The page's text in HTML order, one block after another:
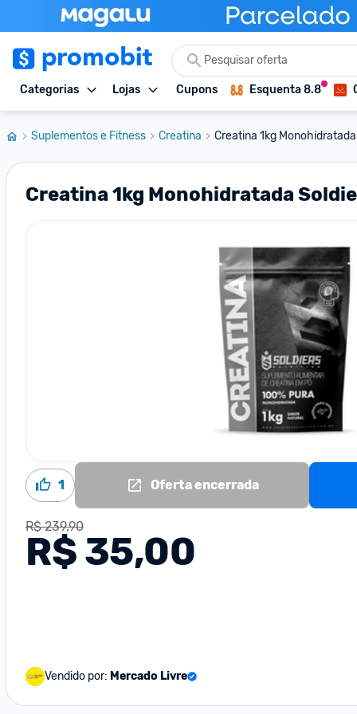
Categorias Lojas Cupons Esquenta 8.8
Suplementos e Fitness Creatina Creatina 1kg
Creatina 1kg Monohidratada
1 Oferta encerrada
R$ 239,90
R$ 35,00
Vendido por: Mercado Livre